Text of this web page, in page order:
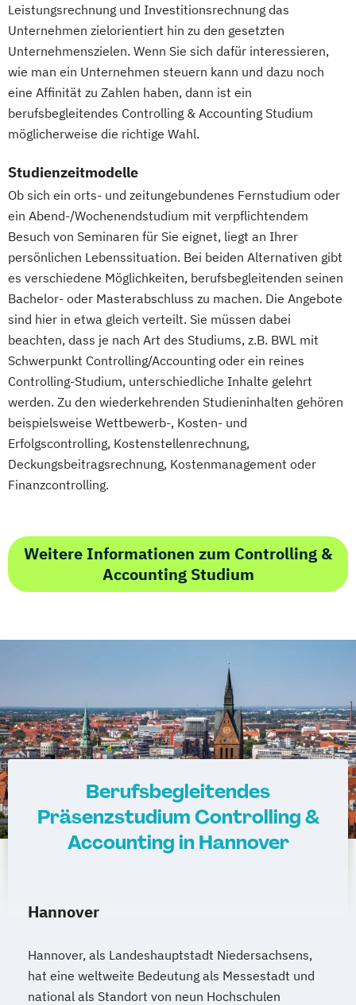
Leistungsrechnung und Investitionsrechnung das
Unternehmen zielorientiert hin zu den gesetzten
Unternehmenszielen. Wenn Sie sich dafür interessieren,
wie man ein Unternehmen steuern kann und dazu noch
eine Affinität zu Zahlen haben, dann ist ein
berufsbegleitendes Controlling & Accounting Studium
möglicherweise die richtige Wahl.
Studienzeitmodelle
Ob sich ein orts- und zeitungebundenes Fernstudium oder
ein Abend-/Wochenendstudium mit verpflichtendem
Besuch von Seminaren für Sie eignet, liegt an Ihrer
persönlichen Lebenssituation. Bei beiden Alternativen gibt
es verschiedene Möglichkeiten, berufsbegleitenden seinen
Bachelor- oder Masterabschluss zu machen. Die Angebote
sind hier in etwa gleich verteilt. Sie müssen dabei
beachten, dass je nach Art des Studiums, z.B. BWL mit
Schwerpunkt Controlling/Accounting oder ein reines
Controlling-Studium, unterschiedliche Inhalte gelehrt
werden. Zu den wiederkehrenden Studieninhalten gehören
beispielsweise Wettbewerb-, Kosten- und
Erfolgscontrolling, Kostenstellenrechnung,
Deckungsbeitragsrechnung, Kostenmanagement oder
Finanzcontrolling.
Weitere Informationen zum Controlling &
Accounting Studium
Berufsbegleitendes
Präsenzstudium Controlling &
Accounting in Hannover
Hannover
Hannover, als Landeshauptstadt Niedersachsens,
hat eine weltweite Bedeutung als Messestadt und
national als Standort von neun Hochschulen